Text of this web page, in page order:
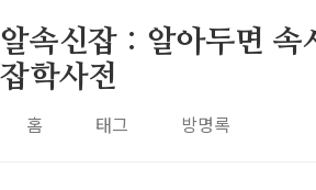
알속신잡 : 알아두면 속
잡학사전
홈 태그 방명록